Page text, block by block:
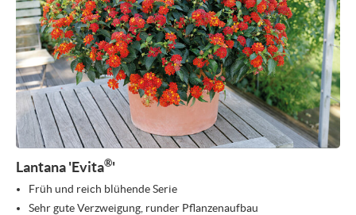
Lantana 'Evita®'
Früh und reich blühende Serie
Sehr gute Verzweigung, runder Pflanzenaufbau